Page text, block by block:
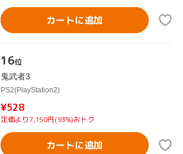
カートに追加
16位
鬼武者3
PS2(PlayStation2)
¥528
定価より7,150円(93%)おトク
カートに追加